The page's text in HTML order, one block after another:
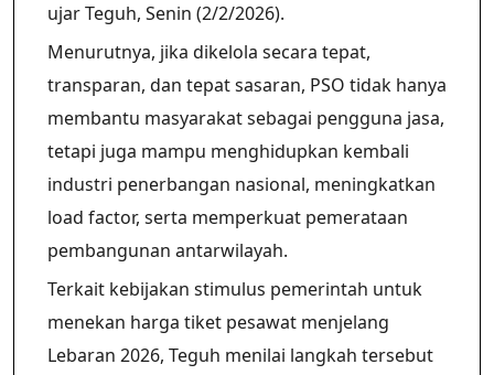
ujar Teguh, Senin (2/2/2026).
Menurutnya, jika dikelola secara tepat,
transparan, dan tepat sasaran, PSO tidak hanya
membantu masyarakat sebagai pengguna jasa,
tetapi juga mampu menghidupkan kembali
industri penerbangan nasional, meningkatkan
load factor, serta memperkuat pemerataan
pembangunan antarwilayah.
Terkait kebijakan stimulus pemerintah untuk
menekan harga tiket pesawat menjelang
Lebaran 2026, Teguh menilai langkah tersebut